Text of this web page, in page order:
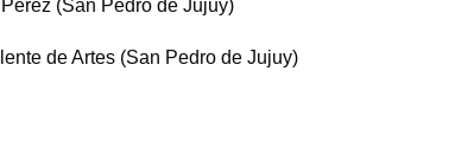
(San Pedro de Jujuy)
de Artes (San Pedro de Jujuy)